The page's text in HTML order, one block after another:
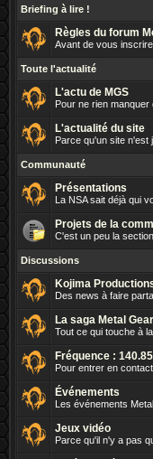
Briefing à lire !
Règles du forum
Avant de vous
Toute l'actualité
L'actu de MGS
Pour ne rien manquer
L'actualité du site
Parce qu'un site n'est
Communauté
Présentations
La NSA sait déjà qui
Projets de la
C'est un peu la
Discussions
Kojima
Des news à faire
La saga Metal
Tout ce qui touche à
Fréquence : 140.85
Pour entrer en
Événements
Les événements
Jeux vidéo
Parce qu'il n'y a pas